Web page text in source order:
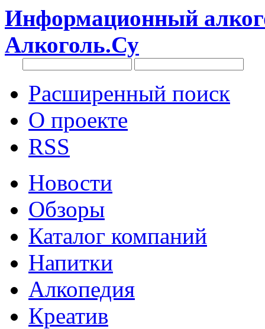
Информационный
Алкоголь.Су
Расширенный поиск
О проекте
RSS
Новости
Обзоры
Каталог компаний
Напитки
Алкопедия
Креатив